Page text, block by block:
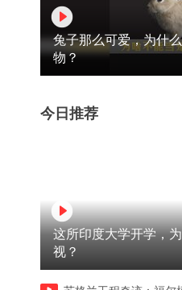
00:33
韩红的即兴创作能力怎么样？
兔子那么可爱，为什
物？
今日推荐
这所印度大学开学，
视？